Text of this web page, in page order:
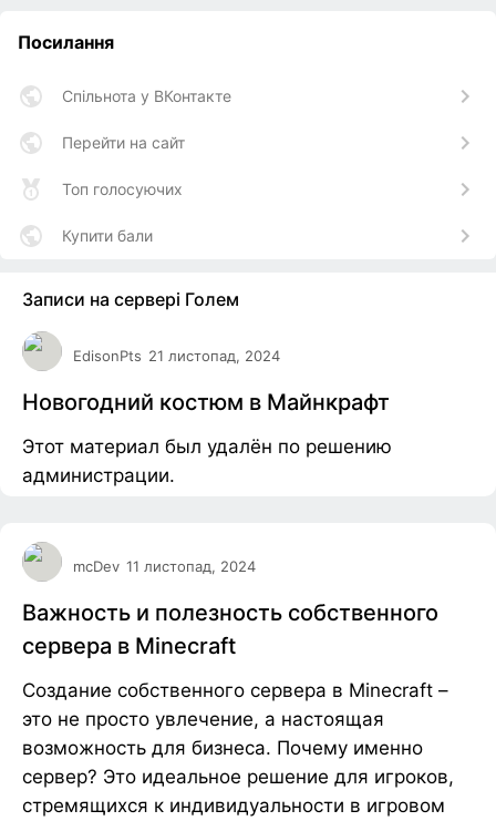
Посилання
Спільнота у ВКонтакте
Перейти на сайт
Топ голосуючих
Купити бали
Записи на сервері Голем
EdisonPts 21 листопад, 2024
Новогодний костюм в Майнкрафт
Этот материал был удалён по решению
администрации.
mcDev 11 листопад, 2024
Важность и полезность собственного
сервера в Minecraft
Создание собственного сервера в Minecraft –
это не просто увлечение, а настоящая
возможность для бизнеса. Почему именно
сервер? Это идеальное решение для игроков,
стремящихся к индивидуальности в игровом